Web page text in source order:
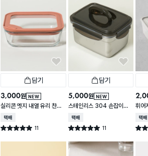
담기
NEW
3,000원
실리콘 엣지 내열 유리 찬통
550 ml
택배배송
별점 5.0점 11
건 작성
담기
NEW
5,000원
스테인리스 304 손잡이형
대용량 찬통 2.2 L
택배배송
별점 5.0점 11
건 작성
휘어
2 L
택배
별점